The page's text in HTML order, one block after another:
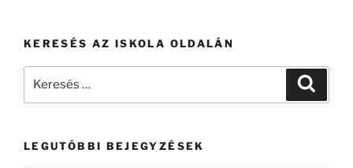
KERESÉS AZ ISKOLA OLDALÁN
LEGUTÓBBI BEJEGYZÉSEK